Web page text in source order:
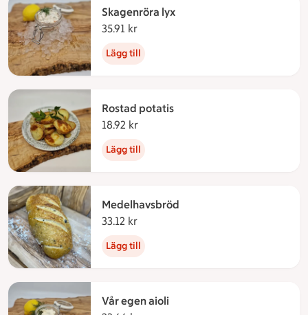
Skagenröra lyx
35.91 kr
Lägg till
Rostad potatis
18.92 kr
Lägg till
Medelhavsbröd
33.12 kr
Lägg till
Vår egen aioli